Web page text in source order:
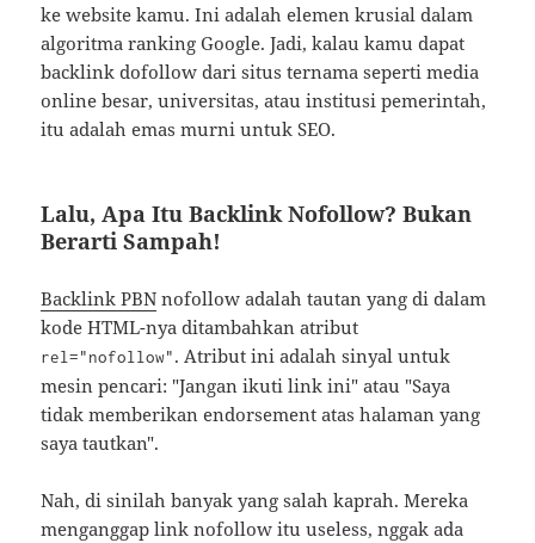
ke website kamu. Ini adalah elemen krusial dalam
algoritma ranking Google. Jadi, kalau kamu dapat
backlink dofollow dari situs ternama seperti media
online besar, universitas, atau institusi pemerintah,
itu adalah emas murni untuk SEO.
Lalu, Apa Itu Backlink Nofollow? Bukan
Berarti Sampah!
Backlink PBN nofollow adalah tautan yang di dalam
kode HTML-nya ditambahkan atribut
rel="nofollow". Atribut ini adalah sinyal untuk
mesin pencari: "Jangan ikuti link ini" atau "Saya
tidak memberikan endorsement atas halaman yang
saya tautkan".
Nah, di sinilah banyak yang salah kaprah. Mereka
menganggap link nofollow itu useless, nggak ada